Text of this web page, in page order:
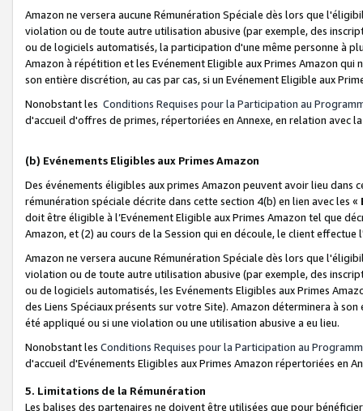
Amazon ne versera aucune Rémunération Spéciale dès lors que
violation ou de toute autre utilisation abusive (par exemple, des
ou de logiciels automatisés, la participation d'une même personne à
Amazon à répétition et les Evénement Eligible aux Primes Amazon qui
son entière discrétion, au cas par cas, si un Evénement Eligible aux
Nonobstant les Conditions Requises pour la Participation au
d'accueil d'offres de primes, répertoriées en Annexe, en relation avec
(b) Evénements Eligibles aux Primes Amazon
Des événements éligibles aux primes Amazon peuvent avoir lieu dans
rémunération spéciale décrite dans cette section 4(b) en lien avec les «
doit être éligible à l’Evénement Eligible aux Primes Amazon tel que
Amazon, et (2) au cours de la Session qui en découle, le client
Amazon ne versera aucune Rémunération Spéciale dès lors que
violation ou de toute autre utilisation abusive (par exemple, des
ou de logiciels automatisés, les Evénements Eligibles aux Primes
des Liens Spéciaux présents sur votre Site). Amazon déterminera à
été appliqué ou si une violation ou une utilisation abusive a eu lieu.
Nonobstant les Conditions Requises pour la Participation au
d'accueil d'Evénements Eligibles aux Primes Amazon répertoriées en
5. Limitations de la Rémunération
Les balises des partenaires ne doivent être utilisées que pour